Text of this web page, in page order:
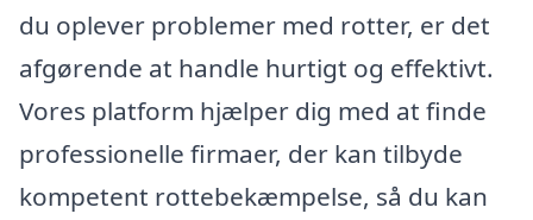
du oplever problemer med rotter, er det
afgørende at handle hurtigt og effektivt.
Vores platform hjælper dig med at finde
professionelle firmaer, der kan tilbyde
kompetent rottebekæmpelse, så du kan